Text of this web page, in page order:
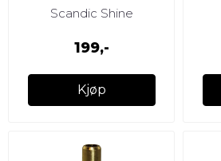
Kärcher Proff
Scandic Shine
199,-
Kjøp